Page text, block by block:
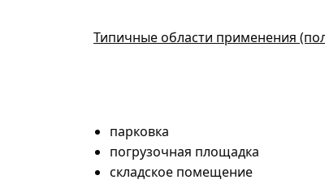
Типичные области применения
парковка
погрузочная площадка
складское помещение